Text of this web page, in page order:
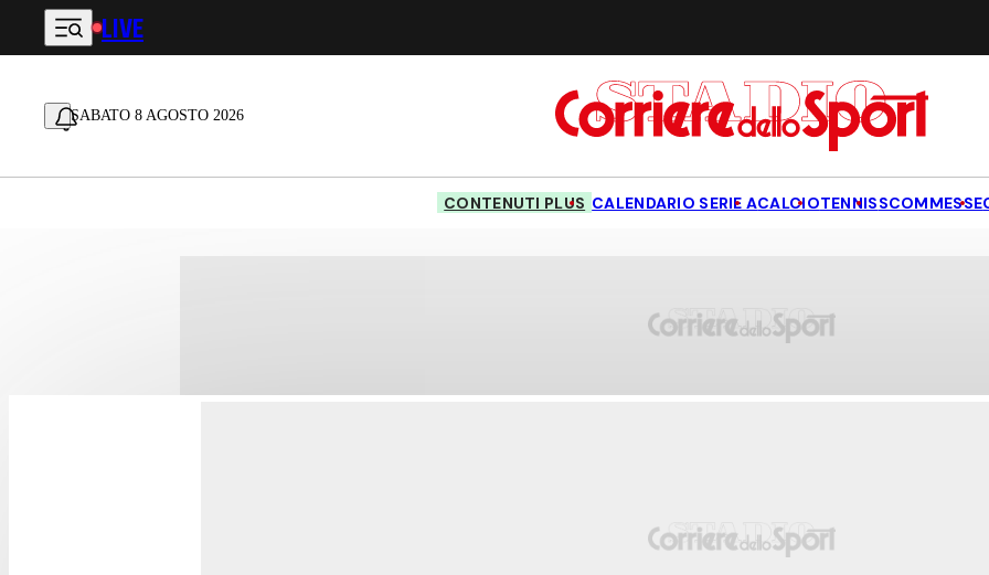
Vai al contenuto principale
LIVE
SABATO 8 AGOSTO 2026
CONTENUTI PLUS CALENDARIO SERIE ACALCIOTENNISSCOMMESSE